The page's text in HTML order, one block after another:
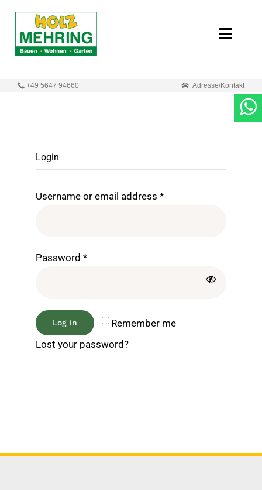
springen
Toggle
+49 5647 94660 Adresse/Kontakt
Login
Username or email address *
Password *
Remember me
Log in
Lost your password?